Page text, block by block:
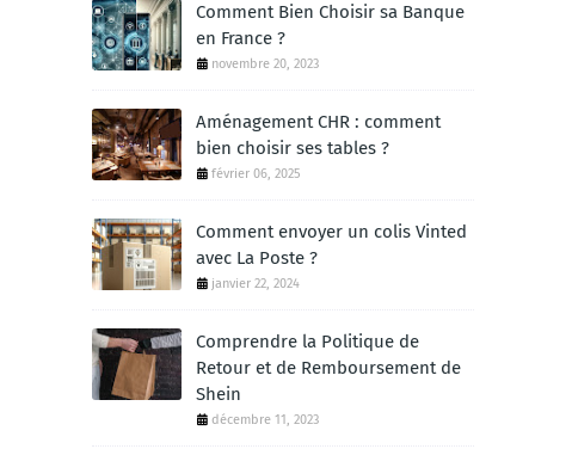
Comment Bien Choisir sa Banque
en France ?
novembre 20, 2023
Aménagement CHR : comment
bien choisir ses tables ?
février 06, 2025
Comment envoyer un colis Vinted
avec La Poste ?
janvier 22, 2024
Comprendre la Politique de
Retour et de Remboursement de
Shein
décembre 11, 2023